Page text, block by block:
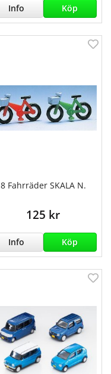
Info Köp
8 Fahrräder SKALA N.
125 kr
Info Köp